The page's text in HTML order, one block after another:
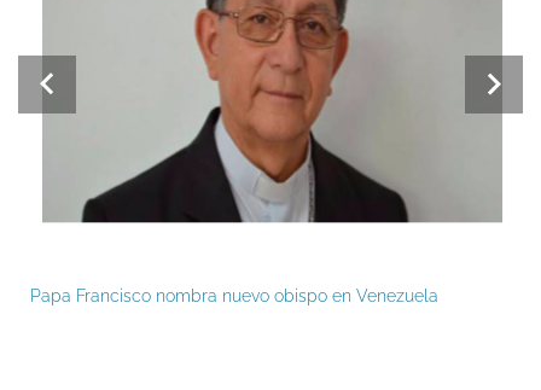
Papa Francisco nombra nuevo obispo en Venezuela